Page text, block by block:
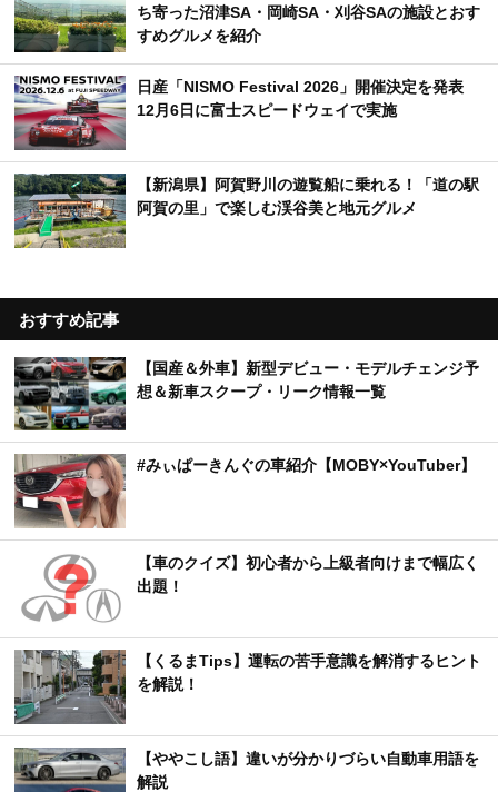
ち寄った沼津SA・岡崎SA・刈谷SAの施設とおす
すめグルメを紹介
日産「NISMO Festival 2026」開催決定を発表
12月6日に富士スピードウェイで実施
【新潟県】阿賀野川の遊覧船に乗れる！「道の駅
阿賀の里」で楽しむ渓谷美と地元グルメ
おすすめ記事
【国産＆外車】新型デビュー・モデルチェンジ予
想＆新車スクープ・リーク情報一覧
#みぃぱーきんぐの車紹介【MOBY×YouTuber】
【車のクイズ】初心者から上級者向けまで幅広く
出題！
【くるまTips】運転の苦手意識を解消するヒント
を解説！
【ややこし語】違いが分かりづらい自動車用語を
解説